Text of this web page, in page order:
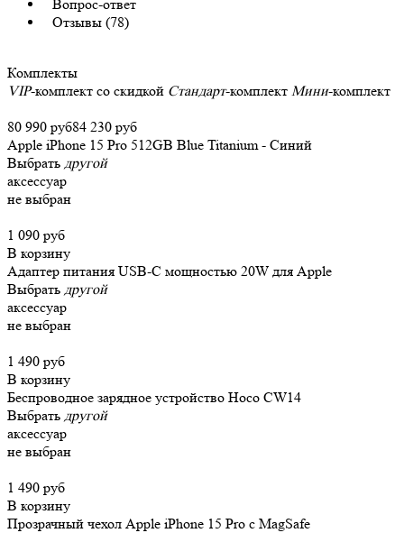
Вопрос-ответ
Отзывы (78)
Комплекты
VIP-комплект со скидкой Стандарт-комплект Мини-комплект
80 990 руб84 230 руб
Apple iPhone 15 Pro 512GB Blue Titanium - Синий
Выбрать другой
аксессуар
не выбран
1 090 руб
В корзину
Адаптер питания USB-C мощностью 20W для Apple
Выбрать другой
аксессуар
не выбран
1 490 руб
В корзину
Беспроводное зарядное устройство Hoco CW14
Выбрать другой
аксессуар
не выбран
1 490 руб
В корзину
Прозрачный чехол Apple iPhone 15 Pro c MagSafe